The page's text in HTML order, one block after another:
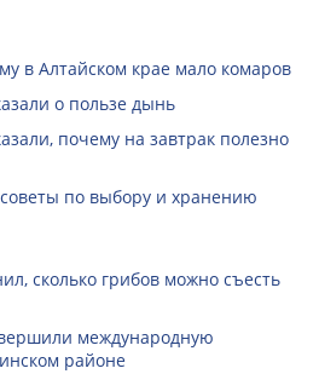
в Алтайском крае мало комаров
о пользе дынь
почему на завтрак полезно
по выбору и хранению
сколько грибов можно съесть
международную
районе